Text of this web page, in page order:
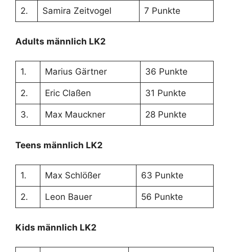
2. Samira Zeitvogel 7 Punkte
Adults männlich LK2
1. Marius Gärtner 36 Punkte
2. Eric Claßen 31 Punkte
3. Max Mauckner 28 Punkte
Teens männlich LK2
1. Max Schlößer 63 Punkte
2. Leon Bauer 56 Punkte
Kids männlich LK2